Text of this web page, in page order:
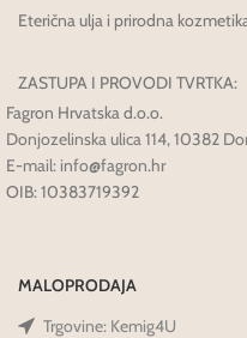
Eterična ulja i prirodna
ZASTUPA I PROVODI TVRTKA:
Fagron Hrvatska d.o.o.
Donjozelinska ulica 114, 10382
E-mail: info@fagron.hr
OIB: 10383719392
MALOPRODAJA
Trgovine: Kemig4U